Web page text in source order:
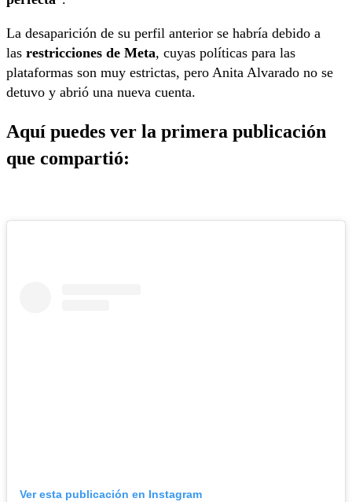
La desaparición de su perfil anterior se habría debido a
las restricciones de Meta, cuyas políticas para las
plataformas son muy estrictas, pero Anita Alvarado no se
detuvo y abrió una nueva cuenta.
Aquí puedes ver la primera publicación
que compartió:
Ver esta publicación en Instagram